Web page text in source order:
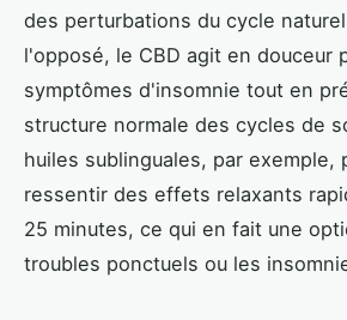
des perturbations du cycle
l'opposé, le CBD agit en douceur
symptômes d'insomnie tout en
structure normale des cycles de
huiles sublinguales, par exemple,
ressentir des effets relaxants
25 minutes, ce qui en fait une
troubles ponctuels ou les